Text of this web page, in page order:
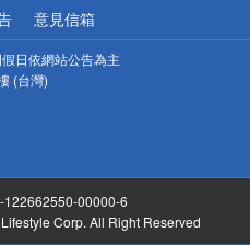
意見信箱
日依網站公告為主
(台灣)
122662550-00000-6
Corp. All Right Reserved